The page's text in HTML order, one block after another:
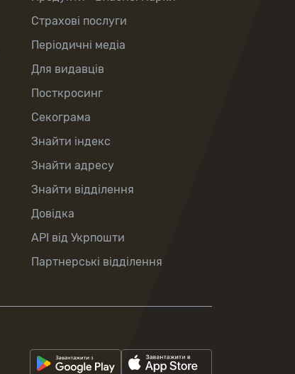
Страхові послуги
Періодичні медіа
Для видавців
Посткросинг
Секограма
Знайти індекс
Знайти адресу
Знайти відділення
Довідка
API від Укрпошти
Партнерські відділення